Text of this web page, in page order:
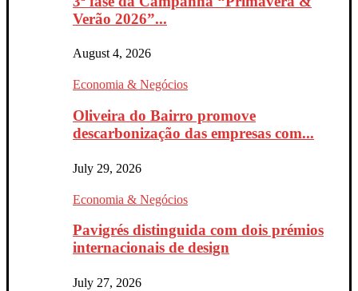
Verão 2026”...
August 4, 2026
Economia & Negócios
Oliveira do Bairro promove
descarbonização das empresas com...
July 29, 2026
Economia & Negócios
Pavigrés distinguida com dois prémios
internacionais de design
July 27, 2026